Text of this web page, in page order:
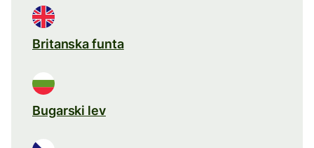
Britanska funta
Bugarski lev